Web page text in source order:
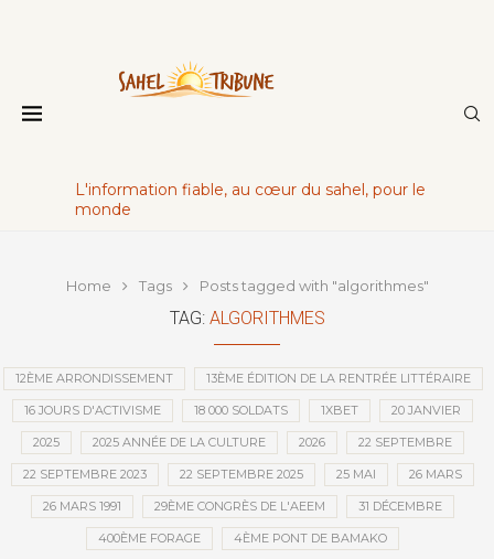
L'information fiable, au cœur du sahel, pour le
monde
Home Tags Posts tagged with "algorithmes"
TAG: ALGORITHMES
12ÈME ARRONDISSEMENT 13ÈME ÉDITION DE LA RENTRÉE LITTÉRAIRE
16 JOURS D'ACTIVISME 18 000 SOLDATS 1XBET 20 JANVIER
2025 2025 ANNÉE DE LA CULTURE 2026 22 SEPTEMBRE
22 SEPTEMBRE 2023 22 SEPTEMBRE 2025 25 MAI 26 MARS
26 MARS 1991 29ÈME CONGRÈS DE L'AEEM 31 DÉCEMBRE
400ÈME FORAGE 4ÈME PONT DE BAMAKO